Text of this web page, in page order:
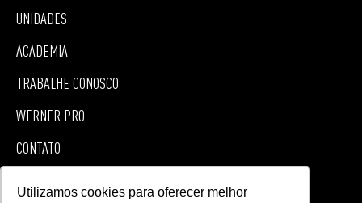
Utilizamos cookies para oferecer melhor
UNIDADES
ACADEMIA
TRABALHE CONOSCO
WERNER PRO
CONTATO